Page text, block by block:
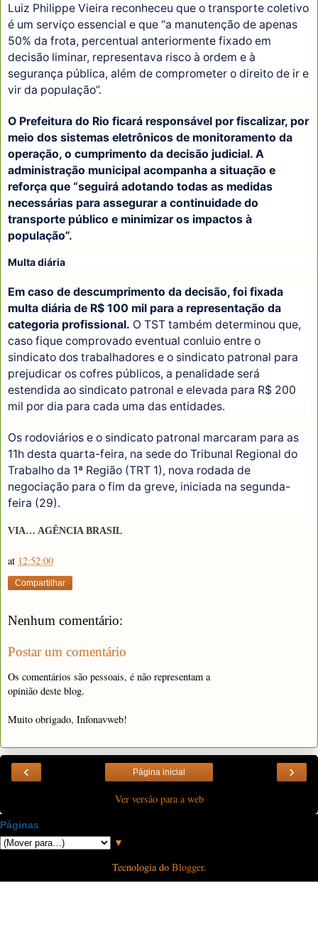
Luiz Philippe Vieira reconheceu que o transporte coletivo
é um serviço essencial e que “a manutenção de apenas
50% da frota, percentual anteriormente fixado em
decisão liminar, representava risco à ordem e à
segurança pública, além de comprometer o direito de ir e
vir da população”.
O Prefeitura do Rio ficará responsável por fiscalizar, por
meio dos sistemas eletrônicos de monitoramento da
operação, o cumprimento da decisão judicial. A
administração municipal acompanha a situação e
reforça que “seguirá adotando todas as medidas
necessárias para assegurar a continuidade do
transporte público e minimizar os impactos à
população”.
Multa diária
Em caso de descumprimento da decisão, foi fixada
multa diária de R$ 100 mil para a representação da
categoria profissional. O TST também determinou que,
caso fique comprovado eventual conluio entre o
sindicato dos trabalhadores e o sindicato patronal para
prejudicar os cofres públicos, a penalidade será
estendida ao sindicato patronal e elevada para R$ 200
mil por dia para cada uma das entidades.
Os rodoviários e o sindicato patronal marcaram para as
11h desta quarta-feira, na sede do Tribunal Regional do
Trabalho da 1ª Região (TRT 1), nova rodada de
negociação para o fim da greve, iniciada na segunda-
feira (29).
VIA… AGÊNCIA BRASIL
at 12:52:00
Compartilhar
Nenhum comentário:
Postar um comentário
Os comentários são pessoais, é não representam a
opinião deste blog.
Muito obrigado, Infonavweb!
‹ ›
Página inicial
Ver versão para a web
Páginas
▼
Tecnologia do Blogger.